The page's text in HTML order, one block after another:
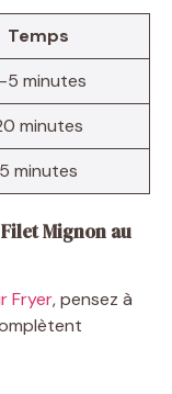
Temps
5 minutes
minutes
5 minutes
Mignon au
Fryer, pensez à